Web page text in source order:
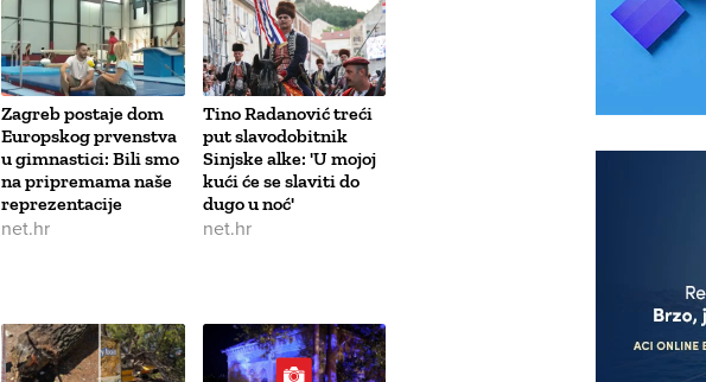
Zagreb postaje dom
Europskog prvenstva
u gimnastici: Bili smo
na pripremama naše
reprezentacije
net.hr
Tino Radanović treći
put slavodobitnik
Sinjske alke: 'U mojoj
kući će se slaviti do
dugo u noć'
net.hr